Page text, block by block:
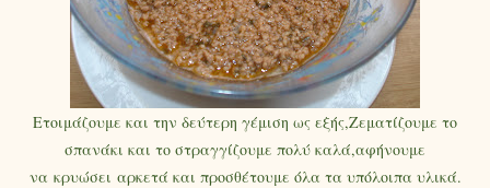
Ετοιμάζουμε και την δεύτερη γέμιση ως εξής,Ζεματίζουμε το
σπανάκι και το στραγγίζουμε πολύ καλά,αφήνουμε
να κρυώσει αρκετά και προσθέτουμε όλα τα υπόλοιπα υλικά.